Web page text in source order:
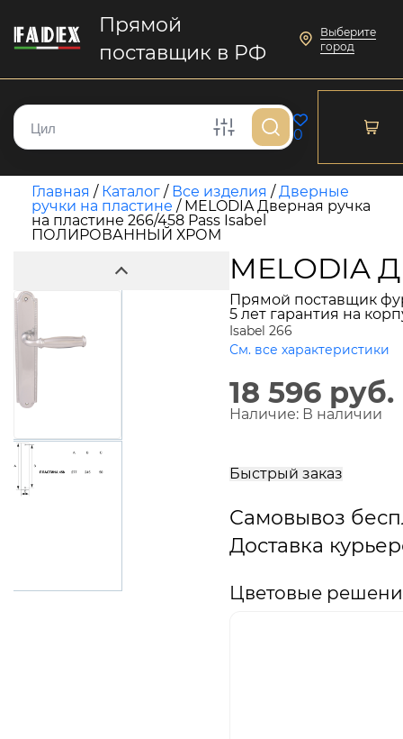
Прямой
поставщик в РФ
Выберите
город
0
Главная / Каталог / Все изделия /Дверные
ручки на пластине / MELODIA Дверная ручка
на пластине 266/458 Pass Isabel
ПОЛИРОВАННЫЙ ХРОМ
MELODIA
Прямой поставщик
5 лет гарантия на
Isabel 266
См. все характеристики
18 596 руб.
Наличие: В наличии
Быстрый заказ
Самовывоз
Доставка
Цветовые